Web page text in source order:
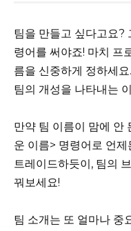
팀을 만들고 싶다고요
령어를 써야죠! 마치 프
름을 신중하게 정하세
팀의 개성을 나타내는
만약 팀 이름이 맘에 안
운 이름> 명령어로 언
트레이드하듯이, 팀의
꿔보세요!
팀 소개는 또 얼마나 중